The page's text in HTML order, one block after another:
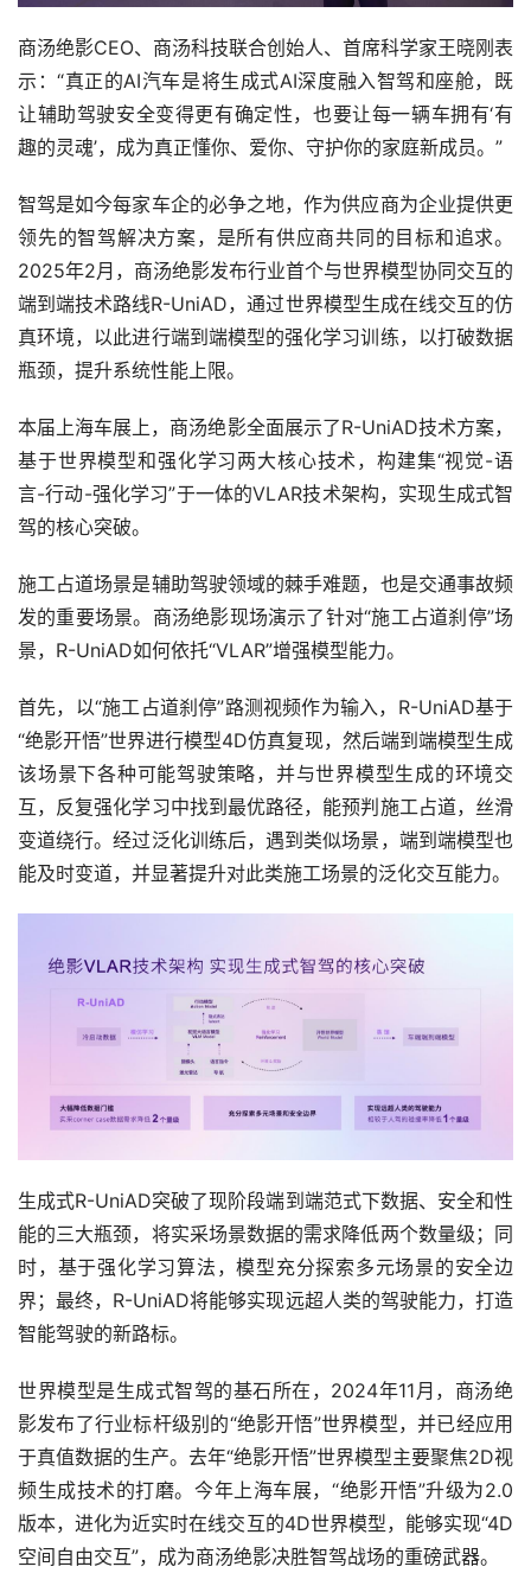
商汤绝影CEO、商汤科技联合创始人、首席科学家王晓刚表
示：“真正的AI汽车是将生成式AI深度融入智驾和座舱，既
让辅助驾驶安全变得更有确定性，也要让每一辆车拥有‘有
趣的灵魂’，成为真正懂你、爱你、守护你的家庭新成员。”
智驾是如今每家车企的必争之地，作为供应商为企业提供更
领先的智驾解决方案，是所有供应商共同的目标和追求。
2025年2月，商汤绝影发布行业首个与世界模型协同交互的
端到端技术路线R-UniAD，通过世界模型生成在线交互的仿
真环境，以此进行端到端模型的强化学习训练，以打破数据
瓶颈，提升系统性能上限。
本届上海车展上，商汤绝影全面展示了R-UniAD技术方案，
基于世界模型和强化学习两大核心技术，构建集“视觉-语
言-行动-强化学习”于一体的VLAR技术架构，实现生成式智
驾的核心突破。
施工占道场景是辅助驾驶领域的棘手难题，也是交通事故频
发的重要场景。商汤绝影现场演示了针对“施工占道刹停”场
景，R-UniAD如何依托“VLAR”增强模型能力。
首先，以“施工占道刹停”路测视频作为输入，R-UniAD基于
“绝影开悟”世界进行模型4D仿真复现，然后端到端模型生成
该场景下各种可能驾驶策略，并与世界模型生成的环境交
互，反复强化学习中找到最优路径，能预判施工占道，丝滑
变道绕行。经过泛化训练后，遇到类似场景，端到端模型也
能及时变道，并显著提升对此类施工场景的泛化交互能力。
生成式R-UniAD突破了现阶段端到端范式下数据、安全和性
能的三大瓶颈，将实采场景数据的需求降低两个数量级；同
时，基于强化学习算法，模型充分探索多元场景的安全边
界；最终，R-UniAD将能够实现远超人类的驾驶能力，打造
智能驾驶的新路标。
世界模型是生成式智驾的基石所在，2024年11月，商汤绝
影发布了行业标杆级别的“绝影开悟”世界模型，并已经应用
于真值数据的生产。去年“绝影开悟”世界模型主要聚焦2D视
频生成技术的打磨。今年上海车展，“绝影开悟”升级为2.0
版本，进化为近实时在线交互的4D世界模型，能够实现“4D
空间自由交互”，成为商汤绝影决胜智驾战场的重磅武器。